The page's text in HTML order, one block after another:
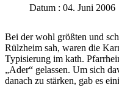
Datum : 04. Juni 2006
Bei der wohl größten und
Rülzheim sah, waren die
Typisierung im kath.
„Ader“ gelassen. Um sich
danach zu stärken, gab es